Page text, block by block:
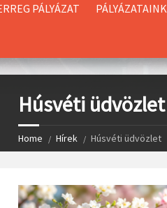
PÁLYÁZAT PÁLYÁZATAINK
Húsvéti üdvözlet
Home Hírek Húsvéti üdvözlet